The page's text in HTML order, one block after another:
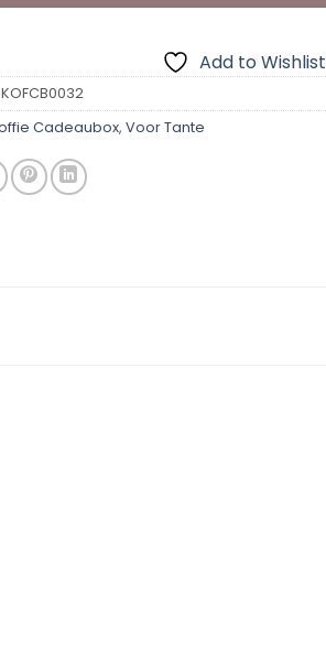
Add to Wishlist
KOFCB0032
Cadeaubox, Voor Tante